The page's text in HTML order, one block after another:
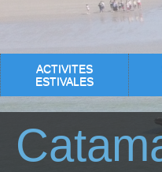
ACTIVITES
ESTIVALES